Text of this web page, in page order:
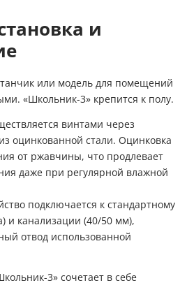
и
или модель для помещений
«Школьник-3» крепится к полу.
винтами через
оцинкованной стали. Оцинковка
от ржавчины, что продлевает
даже при регулярной влажной
подключается к стандартному
и канализации (40/50 мм),
отвод использованной
3» сочетает в себе